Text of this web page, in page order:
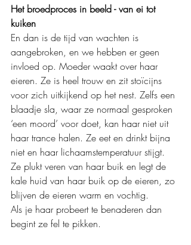
Het broedproces in beeld - van ei tot
kuiken
En dan is de tijd van wachten is
aangebroken, en we hebben er geen
invloed op. Moeder waakt over haar
eieren. Ze is heel trouw en zit stoïcijns
voor zich uitkijkend op het nest. Zelfs een
blaadje sla, waar ze normaal gesproken
‘een moord’ voor doet, kan haar niet uit
haar trance halen. Ze eet en drinkt bijna
niet en haar lichaamstemperatuur stijgt.
Ze plukt veren van haar buik en legt de
kale huid van haar buik op de eieren, zo
blijven de eieren warm en vochtig.
Als je haar probeert te benaderen dan
begint ze fel te pikken.